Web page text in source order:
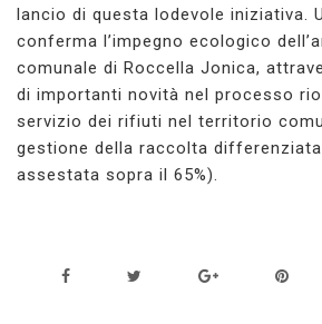
lancio di questa lodevole iniziativa.
conferma l’impegno ecologico
comunale di Roccella Jonica,
di importanti novità nel processo
servizio dei rifiuti nel territorio
gestione della raccolta
assestata sopra il 65%).